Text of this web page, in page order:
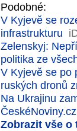
Podobné:
V Kyjevě se
infrastrukturu
Zelenskyj:
politika ze
V Kyjevě se po
ruských dronů
Na Ukrajinu
ČeskéNoviny.cz
Zobrazit vše o